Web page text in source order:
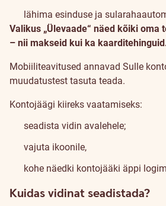
lähima esinduse ja
Valikus „Ülevaade“ näed kõiki oma
– nii makseid kui ka
Mobiiliteavitused annavad Sulle
muudatustest tasuta teada.
Kontojäägi kiireks vaatamiseks:
seadista vidin avalehele;
vajuta ikoonile,
kohe näedki kontojääki äppi
Kuidas vidinat seadistada?